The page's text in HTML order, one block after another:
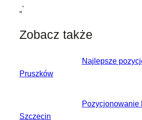
„`
Zobacz także
Najlepsze
Pruszków
Pozycjonowanie
Szczecin